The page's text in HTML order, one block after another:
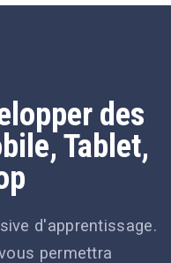
des
Tablet,
d'apprentissage.
permettra